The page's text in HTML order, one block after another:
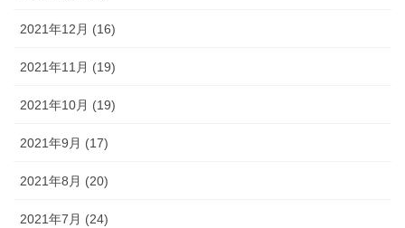
2021年12月 (16)
2021年11月 (19)
2021年10月 (19)
2021年9月 (17)
2021年8月 (20)
2021年7月 (24)